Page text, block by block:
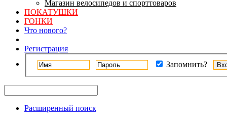
Магазин велосипедов и спорттоваров
ПОКАТУШКИ
ГОНКИ
Что нового?
Регистрация
Запомнить?
Расширенный поиск